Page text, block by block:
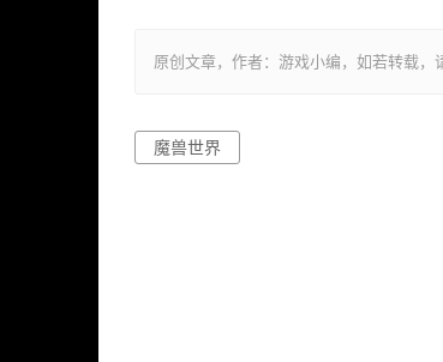
原创文章，作者：游戏小编，如若转载
魔兽世界